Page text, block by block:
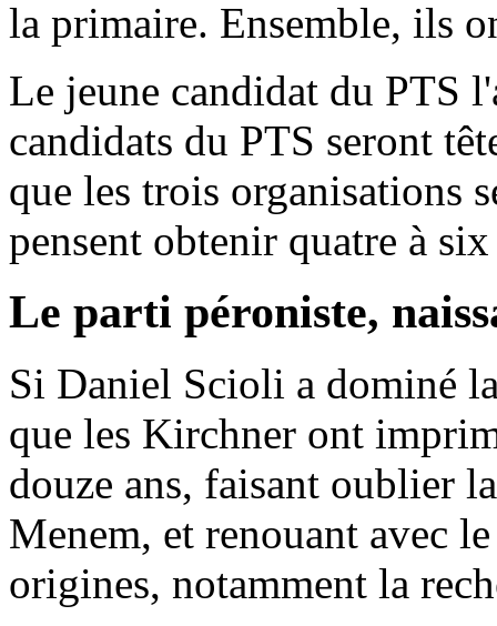
la primaire. Ensemble, ils
Le jeune candidat du PTS
candidats du PTS seront
que les trois organisations
pensent obtenir quatre à
Le parti péroniste,
Si Daniel Scioli a dominé
que les Kirchner ont
douze ans, faisant oublier
Menem, et renouant avec
origines, notamment la